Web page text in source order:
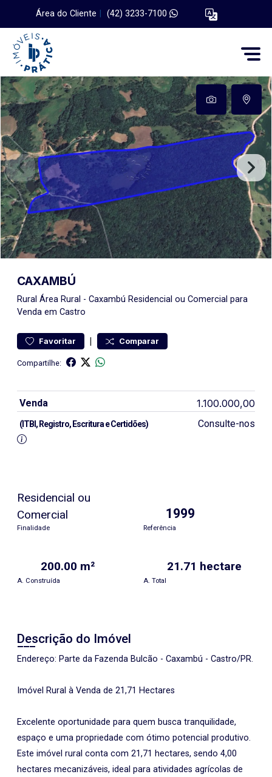
Área do Cliente (42) 3233-7100
CAXAMBÚ
Rural Área Rural - Caxambú Residencial ou Comercial para
Venda em Castro
Favoritar | Comparar
Compartilhe:
Venda 1.100.000,00
(ITBI, Registro, Escritura e Certidões) Consulte-nos
Residencial ou
Comercial
Finalidade
1999
Referência
200.00 m²
A. Construída
21.71 hectare
A. Total
Descrição do Imóvel
Endereço: Parte da Fazenda Bulcão - Caxambú - Castro/PR.
Imóvel Rural à Venda de 21,71 Hectares
Excelente oportunidade para quem busca tranquilidade,
espaço e uma propriedade com ótimo potencial produtivo.
Este imóvel rural conta com 21,71 hectares, sendo 4,00
hectares mecanizáveis, ideal para atividades agrícolas de